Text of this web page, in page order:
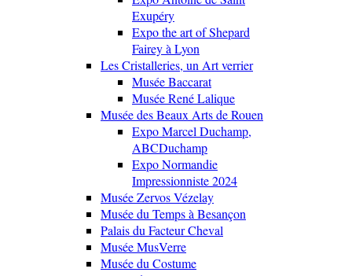
Exupéry
Expo the art of Shepard
Fairey à Lyon
Les Cristalleries, un Art verrier
Musée Baccarat
Musée René Lalique
Musée des Beaux Arts de Rouen
Expo Marcel Duchamp,
ABCDuchamp
Expo Normandie
Impressionniste 2024
Musée Zervos Vézelay
Musée du Temps à Besançon
Palais du Facteur Cheval
Musée MusVerre
Musée du Costume